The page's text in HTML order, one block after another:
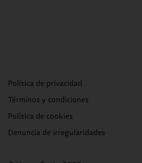
Política de privacidad
Términos y condiciones
Política de cookies
Denuncia de irregularidades